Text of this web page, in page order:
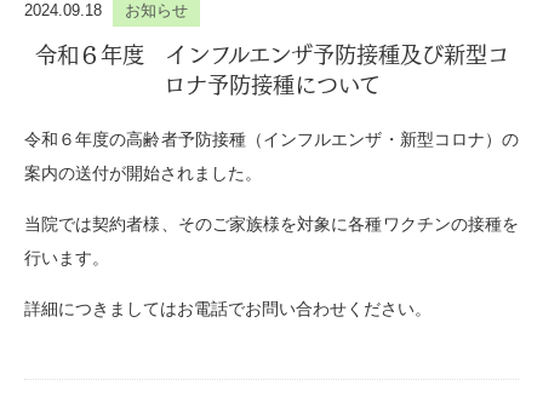
2024.09.18 お知らせ
令和６年度 インフルエンザ予防接種及び新型コ
ロナ予防接種について
令和６年度の高齢者予防接種（インフルエンザ・新型コロナ）の
案内の送付が開始されました。
当院では契約者様、そのご家族様を対象に各種ワクチンの接種を
行います。
詳細につきましてはお電話でお問い合わせください。